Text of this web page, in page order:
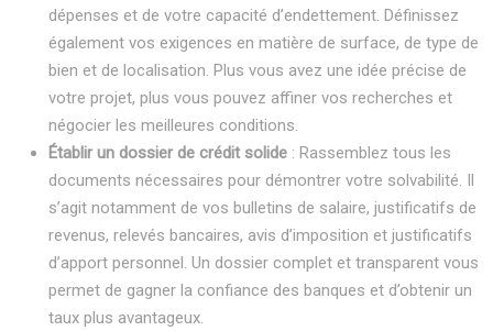
dépenses et de votre capacité d’endettement. Définissez
également vos exigences en matière de surface, de type de
bien et de localisation. Plus vous avez une idée précise de
votre projet, plus vous pouvez affiner vos recherches et
négocier les meilleures conditions.
Établir un dossier de crédit solide : Rassemblez tous les
documents nécessaires pour démontrer votre solvabilité. Il
s’agit notamment de vos bulletins de salaire, justificatifs de
revenus, relevés bancaires, avis d’imposition et justificatifs
d’apport personnel. Un dossier complet et transparent vous
permet de gagner la confiance des banques et d’obtenir un
taux plus avantageux.